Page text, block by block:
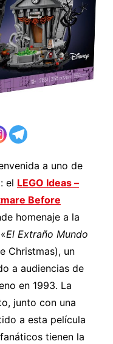
a uno de
el LEGO Ideas –
Before
homenaje a la
El Extraño Mundo
Christmas), un
a audiencias de
en 1993. La
junto con una
a esta película
tienen la